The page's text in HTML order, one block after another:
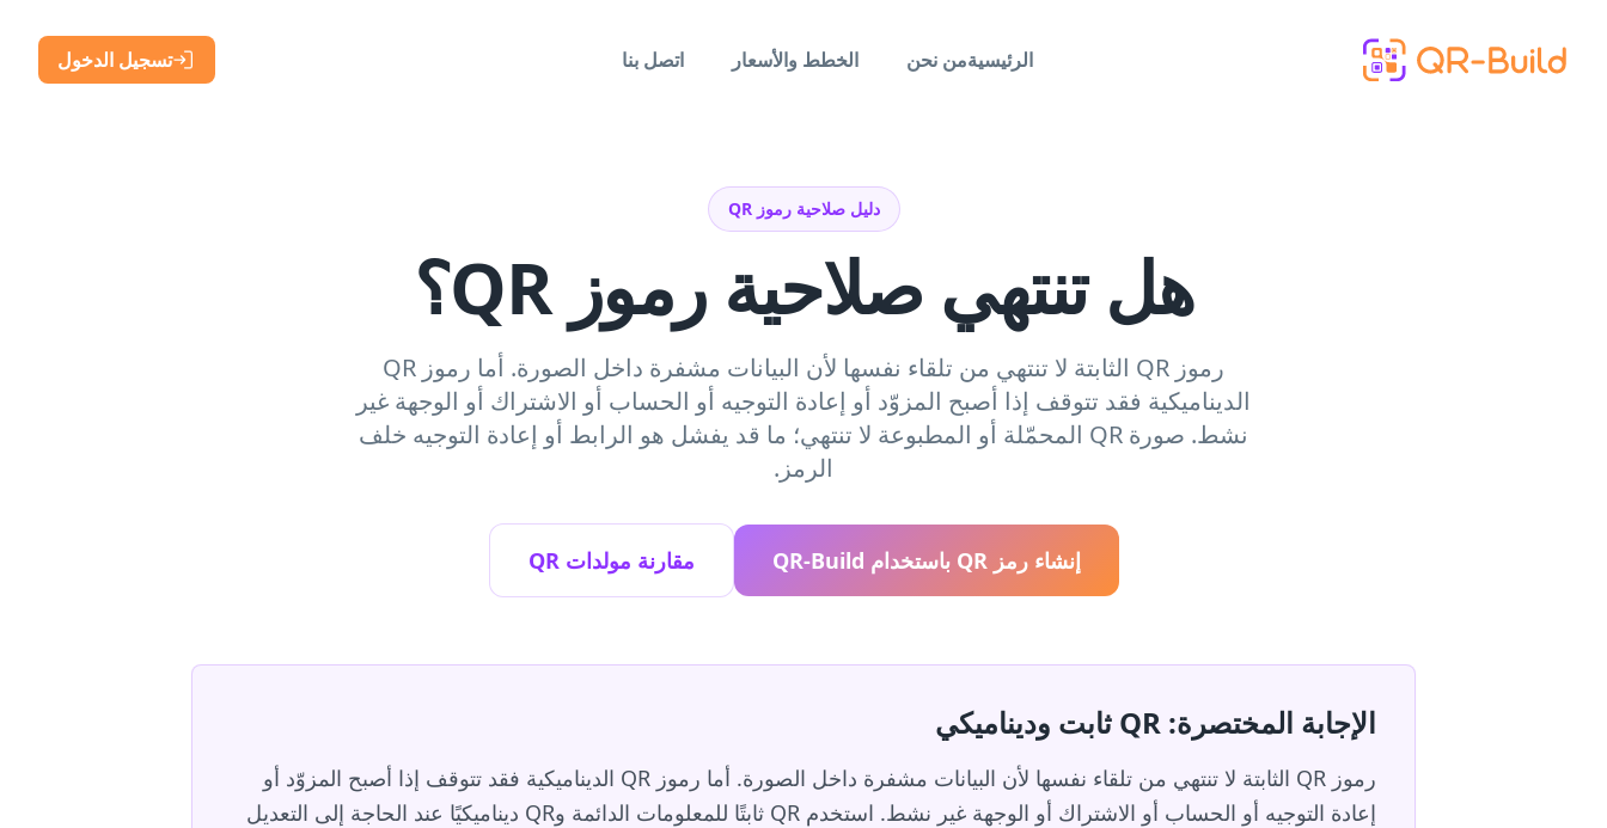
الرئيسيةمن نحن الخطط والأسعار اتصل بنا تسجيل الدخول
دليل صلاحية رموز QR
هل تنتهي صلاحية رموز QR؟
رموز QR الثابتة لا تنتهي من تلقاء نفسها لأن البيانات مشفرة داخل الصورة. أما رموز QR
الديناميكية فقد تتوقف إذا أصبح المزوّد أو إعادة التوجيه أو الحساب أو الاشتراك أو الوجهة غير
نشط. صورة QR المحمّلة أو المطبوعة لا تنتهي؛ ما قد يفشل هو الرابط أو إعادة التوجيه خلف
الرمز.
إنشاء رمز QR باستخدام QR-Build مقارنة مولدات QR
الإجابة المختصرة: QR ثابت وديناميكي
رموز QR الثابتة لا تنتهي من تلقاء نفسها لأن البيانات مشفرة داخل الصورة. أما رموز QR الديناميكية فقد تتوقف إذا أصبح المزوّد أو
إعادة التوجيه أو الحساب أو الاشتراك أو الوجهة غير نشط. استخدم QR ثابتًا للمعلومات الدائمة وQR ديناميكيًا عند الحاجة إلى التعديل